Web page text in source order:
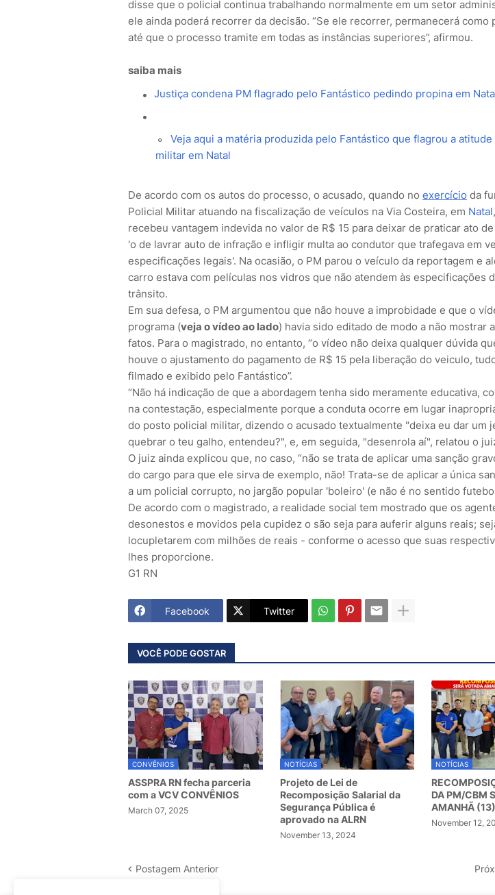
disse que o policial continua trabalhando normalmente em um setor
ele ainda poderá recorrer da decisão. “Se ele recorrer, permanecerá como
até que o processo tramite em todas as instâncias superiores”, afirmou.
saiba mais
Justiça condena PM flagrado pelo Fantástico pedindo propina em
Veja aqui a matéria produzida pelo Fantástico que flagrou a
militar em Natal
De acordo com os autos do processo, o acusado, quando no exercício da
Policial Militar atuando na fiscalização de veículos na Via Costeira, em Natal
recebeu vantagem indevida no valor de R$ 15 para deixar de praticar ato
'o de lavrar auto de infração e infligir multa ao condutor que trafegava em
especificações legais'. Na ocasião, o PM parou o veículo da reportagem e
carro estava com películas nos vidros que não atendem às especificações
trânsito.
Em sua defesa, o PM argumentou que não houve a improbidade e que o
programa (veja o vídeo ao lado) havia sido editado de modo a não mostrar
fatos. Para o magistrado, no entanto, “o vídeo não deixa qualquer dúvida
houve o ajustamento do pagamento de R$ 15 pela liberação do veiculo,
filmado e exibido pelo Fantástico”.
“Não há indicação de que a abordagem tenha sido meramente educativa,
na contestação, especialmente porque a conduta ocorre em lugar
do posto policial militar, dizendo o acusado textualmente "deixa eu dar um
quebrar o teu galho, entendeu?", e, em seguida, "desenrola aí", relatou o
O juiz ainda explicou que, no caso, “não se trata de aplicar uma sanção
do cargo para que ele sirva de exemplo, não! Trata-se de aplicar a única
a um policial corrupto, no jargão popular 'boleiro' (e não é no sentido
De acordo com o magistrado, a realidade social tem mostrado que os
desonestos e movidos pela cupidez o são seja para auferir alguns reais;
locupletarem com milhões de reais - conforme o acesso que suas
lhes proporcione.
G1 RN
Facebook Twitter
VOCÊ PODE GOSTAR
CONVÊNIOS
ASSPRA RN fecha parceria
com a VCV CONVÊNIOS
March 07, 2025
NOTÍCIAS
Projeto de Lei de
Recomposição Salarial da
Segurança Pública é
aprovado na ALRN
November 13, 2024
NOTÍCIAS
DA PM/CBM
AMANHÃ (13)
November 12,
Postagem Anterior